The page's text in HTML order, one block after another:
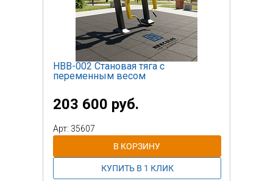
НВВ-002 Становая тяга с
переменным весом
203 600 руб.
Арт: 35607